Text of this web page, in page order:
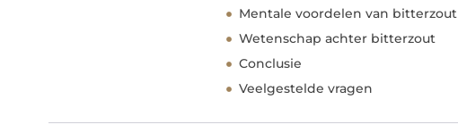
Mentale voordelen van bitterzout
Wetenschap achter bitterzout
Conclusie
Veelgestelde vragen